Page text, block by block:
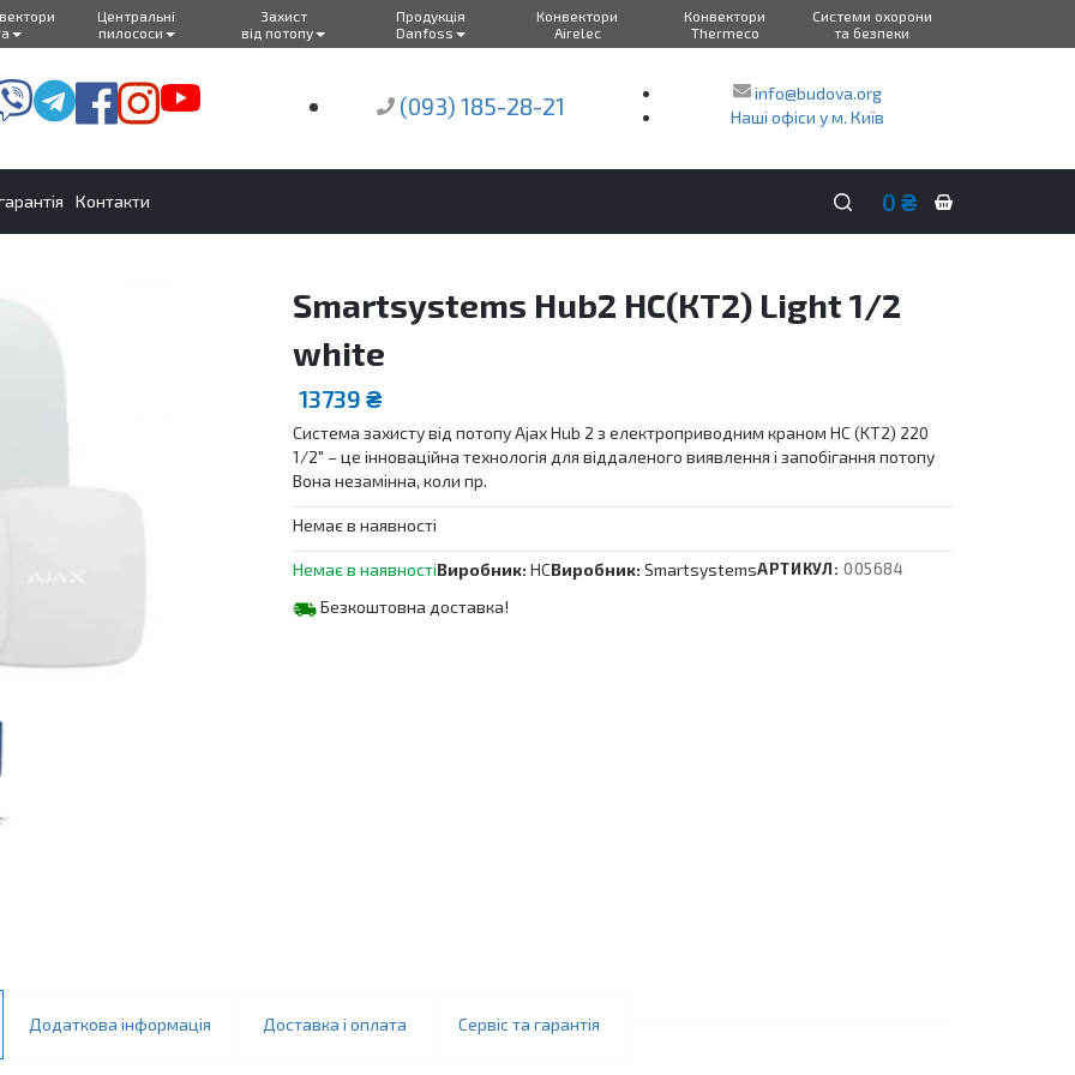
(093) 185-28-21
info@budova.org
Наші офіси у м. Київ
Контакти
Кошик
покупок
0₴
Smartsystems Hub2 HC(КТ2) Light 1/2
white
13739 ₴
Система захисту від потопу Ajax Hub 2 з електроприводним краном HC (KT2) 220
1/2″ – це інноваційна технологія для віддаленого виявлення і запобігання потопу
Вона незамінна, коли пр.
Немає в наявності
Немає в наявностіВиробник: HCВиробник: SmartsystemsАРТИКУЛ: 005684
Безкоштовна доставка!
Додаткова інформація Доставка і оплата Сервіс та гарантія
Центральні
пилососи
Захист
від потопу
Продукція
Danfoss
Конвектори
Airelec
Конвектори
Thermeco
Системи охорони
та безпеки